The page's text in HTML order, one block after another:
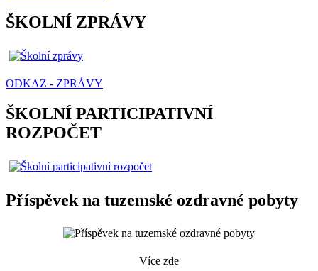
ŠKOLNÍ ZPRÁVY
ODKAZ - ZPRÁVY
ŠKOLNÍ PARTICIPATIVNÍ
ROZPOČET
Příspěvek na tuzemské ozdravné pobyty
Více zde